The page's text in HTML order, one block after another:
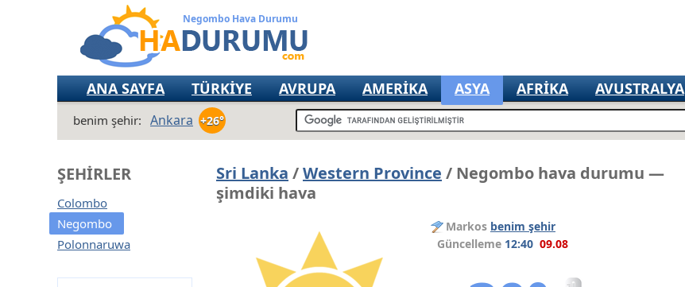
Negombo Hava Durumu
ANA SAYFA TÜRKİYE AVRUPA AMERIKA ASYA AFRIKA AVUSTRALYA
benim şehir: Ankara +26°
ŞEHIRLER
Colombo
Negombo
Polonnaruwa
Sri Lanka /Western Province / Negombo hava durumu —
şimdiki hava
Markos benim şehir
Güncelleme 12:40 09.08